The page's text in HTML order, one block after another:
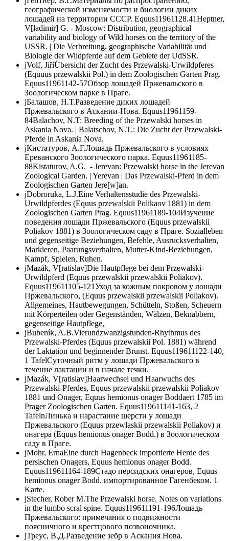
географической изменяемости и биологии диких
лошадей на территории СССР. Equus119611 28.41Heptner,
V[ladimir] G. - Moscow: Distribution, geographical
variability and biology of Wild horses on the territory of the
USSR. | Die Verbreitung, geographische Variabilität und
Biologie der Wildpferde auf dem Gebiete der UdSSR.
jVolf, JiříÜbersicht der Zucht des Przewalski-Urwildpferes
(Equuus przewalskii Pol.) in dem Zoologischen Garten Prag.
Equus11961142-57Обзор лошадей Пржевальского в
Зоологическом парке в Праге.
jБалашов, Н.Т.Разведение диких лошадей
Пржевальского в Аскании-Нова. Equus119611 59-
84Balachov, N.T: Breeding of the Przewalski horses in
Askania Nova. | Balatschov, N.T.: Die Zucht der Przewalski-
Pferde in Askania Nova.
jКистатуров, А.Г.Лошадь Пржевальского в условиях
Ереванского Зоологического парка. Equus11961185-
88Kistaturov, A.G. - Jerevan: Przewalski horse in the Jerevan
Zoological Garden. | Yerevan | Das Przewalski-Pferd in dem
Zoologischen Garten Jere[w]an.
jDobroruka, L.J.Eine Verhaltensstudie des Przewalski-
Urwildpferdes (Equus przewalskii Polikaov 1881) in dem
Zoologischen Garten Prag. Equus11961189-104Изучение
поведения лошади Пржевальского (Equus przewalskii
Poliakov 1881) в Зоологическом саду в Праге. Sozialleben
und gegenseitige Beziehungen, Befehle, Ausrucksverhalten,
Markieren, Paarungsverhalten, Mutter-Kind-Beziehungen,
Kampf, Spielen, Ruhen.
jMazák, V[ratislav]Die Hautpflege bei dem Przewalski-
Urwildpferd (Equus przewalskii przewalskii Poliakov).
Equus119611105-121Уход за кожным покровом у лошади
Пржевальского, (Equus przewalskii przewalskii Poliakov).
Allgemeines, Hautbewegungen, Schütteln, Stoßen, Scheuern
mit Körperteilen oder Gegenständen, Wälzen, Beknabbern,
gegenseitige Hautpflege,
jBubeník, A.B.Vierundzwanzigstunden-Rhythmus des
Przewalski-Pferdes (Equus przewalskii Pol. 1881) während
der Laktation und beginnender Brunst. Equus119611122-140,
1 TafelСуточный ритм у лошади Пржевальского в
течение лактации и в начале течки.
jMazák, V[ratislav]Haarwechsel und Haarwuchs des
Przewalski-Pferdes, Equus przewalskii przewalskii Poliakov
1881 und Onager, Equus hemionus onagerBoddaert 1785 im
Prager Zoologischen Garten. Equus119611141-163, 2
TafelnЛинька и нарастание шерсти у лошади
Пржевальского (Equus przewlaskii przewalskii Poliakov) и
онагера (Equus hemionus onagerBodd.) в Зоологическом
саду в Праге.
jMohr, ErnaEine durch Hagenbeck importierte Herde des
persischen Onagers, Equus hemionus onagerBodd.
Equus119611164-189Стадо персидских онагеров, Equus
hemionus onagerBodd. импортированное Гагенбеком. 1
Karte.
jStecher, Rober M.The Przewalski horse. Notes on variations
in the lumbo scral spine. Equus119611191-196Лошадь
Пржевальского: примечания о подвижности
поясничного и крестцового позвоночника.
jТреус, В.Д.Разведение зебр в Аскания Нова.